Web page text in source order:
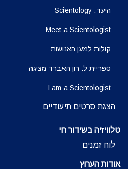
היעד: Scientology
Meet a Scientologist
קולות למען האנושות
ספריית ל. רון האברד מציגה
I am a Scientologist
הצגת סרטים תיעודיים
טלוויזיה בשידור חי
לוח זמנים
אודות הערוץ